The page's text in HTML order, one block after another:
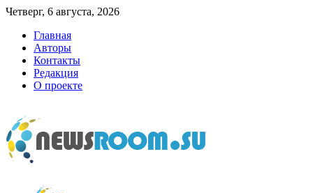
Четверг, 6 августа, 2026
Главная
Авторы
Контакты
Редакция
О проекте
newsroom.su
Новости о новостях